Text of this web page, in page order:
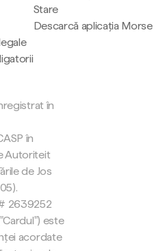
Stare
Descarcă aplicația Morse
în
în
Autoriteit
de Jos
2639252
este
acordate